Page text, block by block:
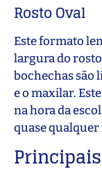
Rosto Oval
Este formato
largura do
bochechas são
e o maxilar.
na hora da
quase qualquer